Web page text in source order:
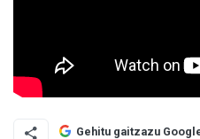
Gehitu gaitzazu